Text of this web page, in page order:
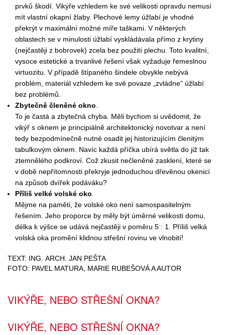
prvků škodí. Vikýře vzhledem ke své velikosti opravdu nemusí
mít vlastní okapní žlaby. Plechové lemy úžlabí je vhodné
překrýt v maximální možné míře taškami. V některých
oblastech se v minulosti úžlabí vyskládávala přímo z krytiny
(nejčastěji z bobrovek) zcela bez použití plechu. Toto kvalitní,
vysoce estetické a trvanlivé řešení však vyžaduje řemeslnou
virtuozitu. V případě štípaného šindele obvykle nebývá
problém, materiál vzhledem ke své povaze „zvládne“ úžlabí
bez problémů.
Zbytečně členěné okno.
To je častá a zbytečná chyba. Měli bychom si uvědomit, že
vikýř s oknem je principiálně architektonický novotvar a není
tedy bezpodmínečně nutné osadit jej historizujícím členitým
tabulkovým oknem. Navíc každá příčka ubírá světla do již tak
ztemnělého podkroví. Což zkusit nečleněné zasklení, které se
v době nepřítomnosti překryje jednoduchou dřevěnou okenicí
na způsob dvířek podáváku?
Příliš velké volské oko.
Mějme na paměti, že volské oko není samospasitelným
řešením. Jeho proporce by měly být úměrné velikosti domu,
délka k výšce se udává nejčastěji v poměru 5 : 1. Příliš velká
volská oka promění klidnou střešní rovinu ve vlnobití!
TEXT: ING. ARCH. JAN PEŠTA
FOTO: PAVEL MATURA, MARIE RUBEŠOVÁ A AUTOR
VIKÝŘE, NEBO STŘEŠNÍ OKNA?
VIKÝŘE, NEBO STŘEŠNÍ OKNA?